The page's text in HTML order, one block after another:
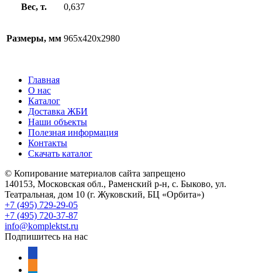
Вес, т. 0,637
Размеры, мм 965x420x2980
Главная
О нас
Каталог
Доставка ЖБИ
Наши объекты
Полезная информация
Контакты
Скачать каталог
© Копирование материалов сайта запрещено
140153, Московская обл., Раменский р-н, с. Быково, ул.
Театральная, дом 10 (г. Жуковский, БЦ «Орбита»)
+7 (495) 729-29-05
+7 (495) 720-37-87
info@komplektst.ru
Подпишитесь на нас